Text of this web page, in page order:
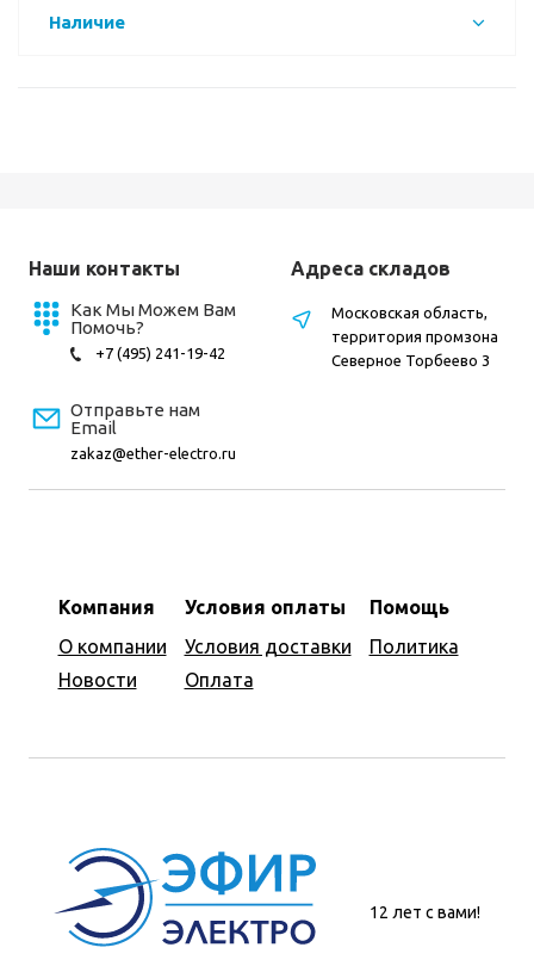
Наличие
Наши контакты
Как Мы Можем Вам
Помочь?
+7 (495) 241-19-42
Отправьте нам
Email
zakaz@ether-electro.ru
Компания
О компании
Новости
Условия оплаты
Условия доставки
Оплата
Помощь
Политика
Адреса складов
Московская область,
территория промзона
Северное Торбеево 3
12 лет с вами!